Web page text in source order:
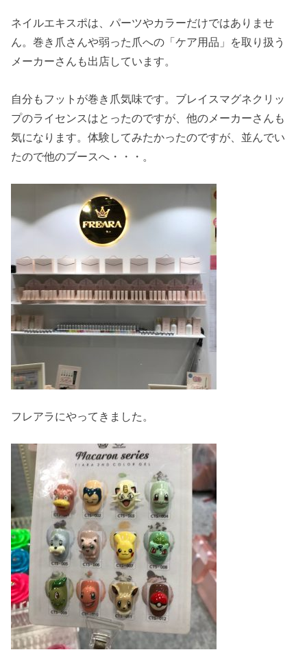
ネイルエキスポは、パーツやカラーだけではありませ
ん。巻き爪さんや弱った爪への「ケア用品」を取り扱う
メーカーさんも出店しています。
自分もフットが巻き爪気味です。ブレイスマグネクリッ
プのライセンスはとったのですが、他のメーカーさんも
気になります。体験してみたかったのですが、並んでい
たので他のブースへ・・・。
フレアラにやってきました。